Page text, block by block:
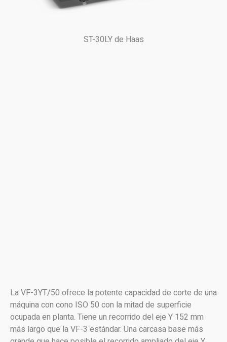
ST-30LY de Haas
La VF-3YT/50 ofrece la potente capacidad de corte de una
máquina con cono ISO 50 con la mitad de superficie
ocupada en planta. Tiene un recorrido del eje Y 152 mm
más largo que la VF-3 estándar. Una carcasa base más